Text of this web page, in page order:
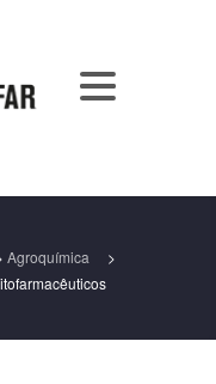
Agroquímica
>